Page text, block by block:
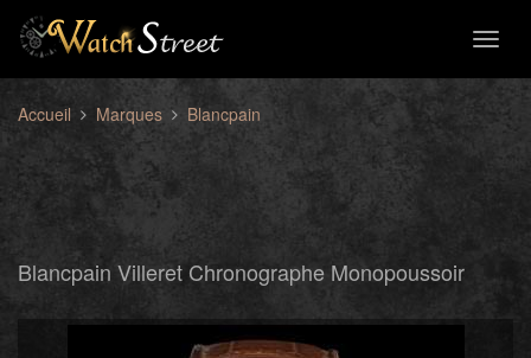
Accueil Marques Blancpain
Blancpain Villeret Chronographe Monopoussoir